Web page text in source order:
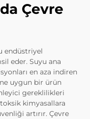
Çevre
endüstriyel
eder. Suyu ana
en aza indiren
uygun bir ürün
gereklilikleri
kimyasallara
artırır. Çevre